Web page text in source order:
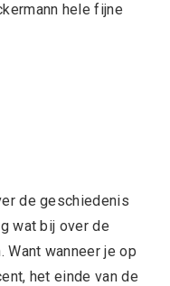
hele fijne
de geschiedenis
wat bij over de
wanneer je op
het einde van de